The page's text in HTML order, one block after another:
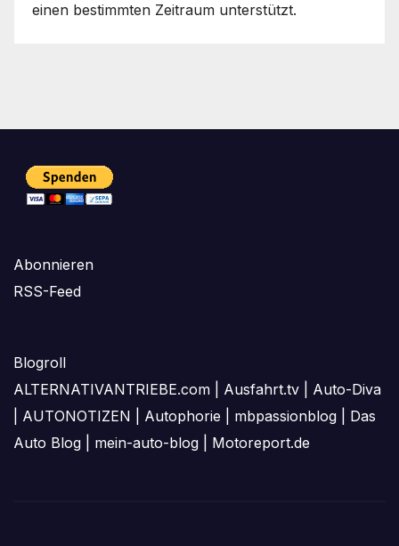
einen bestimmten Zeitraum unterstützt.
Abonnieren
RSS-Feed
Blogroll
ALTERNATIVANTRIEBE.com
Ausfahrt.tv
Auto-Diva
AUTONOTIZEN Autophorie mbpassionblog
Das
Auto Blog
mein-auto-blog Motoreport.de